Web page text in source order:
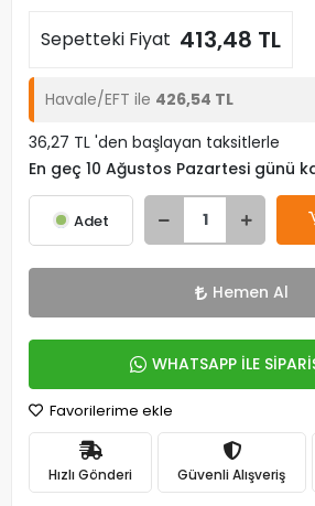
Sepetteki Fiyat 413,48 TL
Havale/EFT ile 426,54 TL
36,27 TL 'den başlayan taksitlerle
En geç 10 Ağustos Pazartesi günü
Adet
Hemen Al
WHATSAPP İLE
Favorilerime ekle
Hızlı Gönderi Güvenli Alışveriş